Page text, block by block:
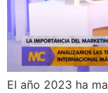
El año 2023 ha